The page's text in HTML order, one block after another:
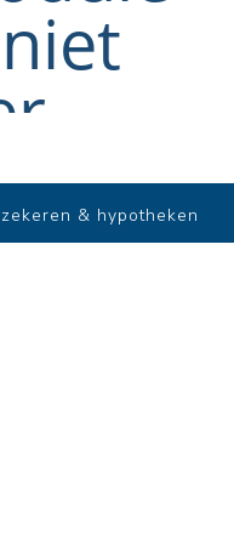
& hypotheken